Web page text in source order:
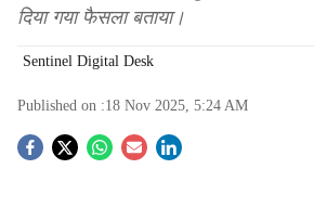
दिया गया फैसला बताया।
Sentinel Digital Desk
Published on :18 Nov 2025, 5:24 AM
S